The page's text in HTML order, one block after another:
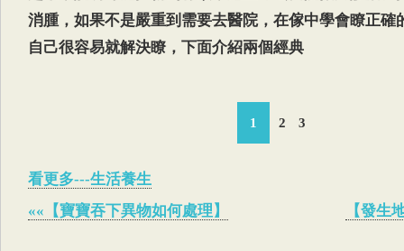
消腫，如果不是嚴重到需要去醫院，在傢中學會瞭正確
自己很容易就解決瞭，下面介紹兩個經典
1 2 3
看更多---生活養生
««【寶寶吞下異物如何處理】
【發生